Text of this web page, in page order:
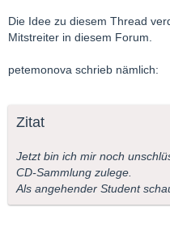
Die Idee zu diesem Thread
Mitstreiter in diesem Forum.
petemonova schrieb nämlich:
Zitat
Jetzt bin ich mir noch
CD-Sammlung zulege.
Als angehender Student